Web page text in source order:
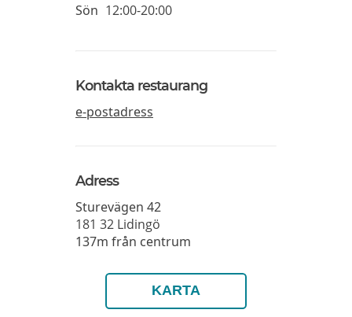
Sön 12:00-20:00
Kontakta restaurang
e-postadress
Adress
Sturevägen 42
181 32 Lidingö
137m från centrum
KARTA